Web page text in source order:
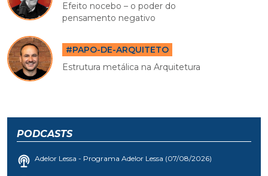
Efeito nocebo – o poder do
pensamento negativo
#PAPO-DE-ARQUITETO
Estrutura metálica na Arquitetura
PODCASTS
Adelor Lessa - Programa Adelor Lessa (07/08/2026)